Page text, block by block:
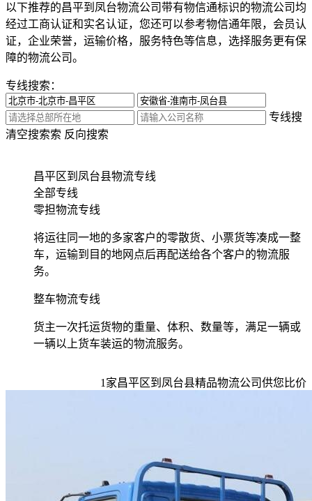
以下推荐的昌平到凤台物流公司带有物信通标识的物流公司均
经过工商认证和实名认证，您还可以参考物信通年限，会员认
证，企业荣誉，运输价格，服务特色等信息，选择服务更有保
障的物流公司。
专线搜索：
专线搜
索 反向搜索
清空搜索
昌平区到凤台县物流专线
全部专线
零担物流专线
将运往同一地的多家客户的零散货、小票货等凑成一整
车，运输到目的地网点后再配送给各个客户的物流服
务。
整车物流专线
货主一次托运货物的重量、体积、数量等，满足一辆或
一辆以上货车装运的物流服务。
1 家昌平区到凤台县精品物流公司供您比价